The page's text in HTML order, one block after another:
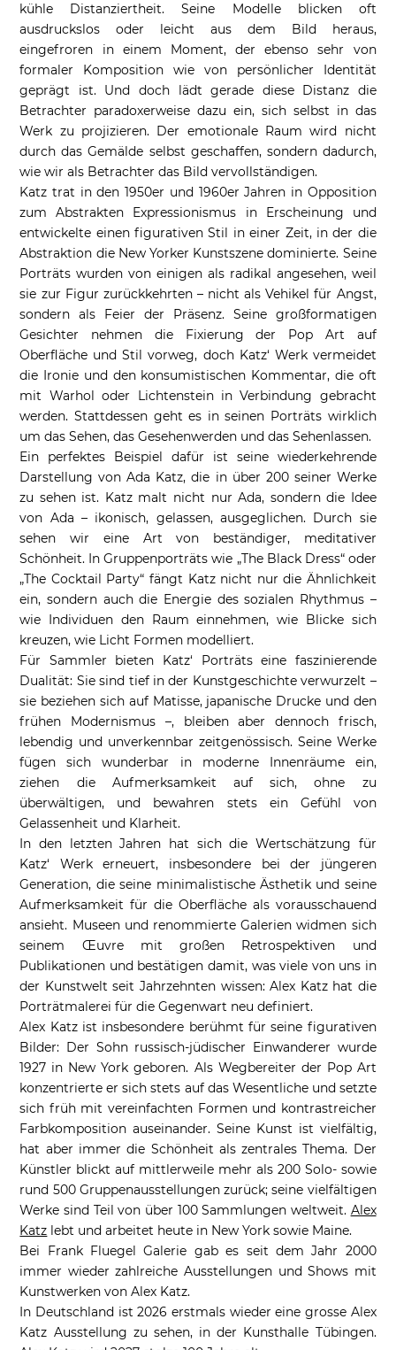
kühle Distanziertheit. Seine Modelle blicken oft
ausdruckslos oder leicht aus dem Bild heraus,
eingefroren in einem Moment, der ebenso sehr von
formaler Komposition wie von persönlicher Identität
geprägt ist. Und doch lädt gerade diese Distanz die
Betrachter paradoxerweise dazu ein, sich selbst in das
Werk zu projizieren. Der emotionale Raum wird nicht
durch das Gemälde selbst geschaffen, sondern dadurch,
wie wir als Betrachter das Bild vervollständigen.
Katz trat in den 1950er und 1960er Jahren in Opposition
zum Abstrakten Expressionismus in Erscheinung und
entwickelte einen figurativen Stil in einer Zeit, in der die
Abstraktion die New Yorker Kunstszene dominierte. Seine
Porträts wurden von einigen als radikal angesehen, weil
sie zur Figur zurückkehrten – nicht als Vehikel für Angst,
sondern als Feier der Präsenz. Seine großformatigen
Gesichter nehmen die Fixierung der Pop Art auf
Oberfläche und Stil vorweg, doch Katz‘ Werk vermeidet
die Ironie und den konsumistischen Kommentar, die oft
mit Warhol oder Lichtenstein in Verbindung gebracht
werden. Stattdessen geht es in seinen Porträts wirklich
um das Sehen, das Gesehenwerden und das Sehenlassen.
Ein perfektes Beispiel dafür ist seine wiederkehrende
Darstellung von Ada Katz, die in über 200 seiner Werke
zu sehen ist. Katz malt nicht nur Ada, sondern die Idee
von Ada – ikonisch, gelassen, ausgeglichen. Durch sie
sehen wir eine Art von beständiger, meditativer
Schönheit. In Gruppenporträts wie „The Black Dress“ oder
„The Cocktail Party“ fängt Katz nicht nur die Ähnlichkeit
ein, sondern auch die Energie des sozialen Rhythmus –
wie Individuen den Raum einnehmen, wie Blicke sich
kreuzen, wie Licht Formen modelliert.
Für Sammler bieten Katz‘ Porträts eine faszinierende
Dualität: Sie sind tief in der Kunstgeschichte verwurzelt –
sie beziehen sich auf Matisse, japanische Drucke und den
frühen Modernismus –, bleiben aber dennoch frisch,
lebendig und unverkennbar zeitgenössisch. Seine Werke
fügen sich wunderbar in moderne Innenräume ein,
ziehen die Aufmerksamkeit auf sich, ohne zu
überwältigen, und bewahren stets ein Gefühl von
Gelassenheit und Klarheit.
In den letzten Jahren hat sich die Wertschätzung für
Katz‘ Werk erneuert, insbesondere bei der jüngeren
Generation, die seine minimalistische Ästhetik und seine
Aufmerksamkeit für die Oberfläche als vorausschauend
ansieht. Museen und renommierte Galerien widmen sich
seinem Œuvre mit großen Retrospektiven und
Publikationen und bestätigen damit, was viele von uns in
der Kunstwelt seit Jahrzehnten wissen: Alex Katz hat die
Porträtmalerei für die Gegenwart neu definiert.
Alex Katz ist insbesondere berühmt für seine figurativen
Bilder: Der Sohn russisch-jüdischer Einwanderer wurde
1927 in New York geboren. Als Wegbereiter der Pop Art
konzentrierte er sich stets auf das Wesentliche und setzte
sich früh mit vereinfachten Formen und kontrastreicher
Farbkomposition auseinander. Seine Kunst ist vielfältig,
hat aber immer die Schönheit als zentrales Thema. Der
Künstler blickt auf mittlerweile mehr als 200 Solo- sowie
rund 500 Gruppenausstellungen zurück; seine vielfältigen
Werke sind Teil von über 100 Sammlungen weltweit. Alex
Katz lebt und arbeitet heute in New York sowie Maine.
Bei Frank Fluegel Galerie gab es seit dem Jahr 2000
immer wieder zahlreiche Ausstellungen und Shows mit
Kunstwerken von Alex Katz.
In Deutschland ist 2026 erstmals wieder eine grosse Alex
Katz Ausstellung zu sehen, in der Kunsthalle Tübingen.